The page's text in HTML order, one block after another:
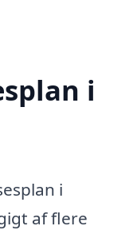
i
i
af flere